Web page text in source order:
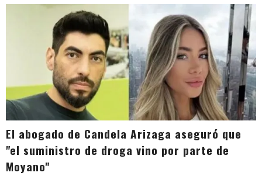
El abogado de Candela Arizaga aseguró que
"el suministro de droga vino por parte de
Moyano"